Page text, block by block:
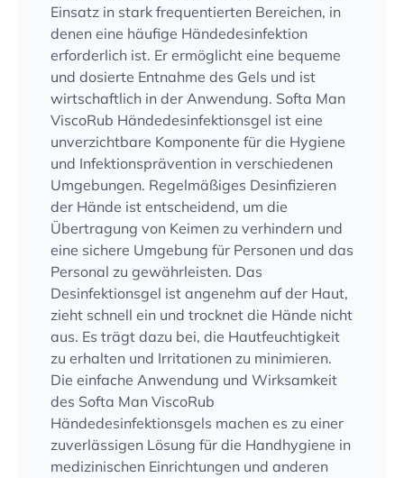
Einsatz in stark frequentierten Bereichen, in
denen eine häufige Händedesinfektion
erforderlich ist. Er ermöglicht eine bequeme
und dosierte Entnahme des Gels und ist
wirtschaftlich in der Anwendung. Softa Man
ViscoRub Händedesinfektionsgel ist eine
unverzichtbare Komponente für die Hygiene
und Infektionsprävention in verschiedenen
Umgebungen. Regelmäßiges Desinfizieren
der Hände ist entscheidend, um die
Übertragung von Keimen zu verhindern und
eine sichere Umgebung für Personen und das
Personal zu gewährleisten. Das
Desinfektionsgel ist angenehm auf der Haut,
zieht schnell ein und trocknet die Hände nicht
aus. Es trägt dazu bei, die Hautfeuchtigkeit
zu erhalten und Irritationen zu minimieren.
Die einfache Anwendung und Wirksamkeit
des Softa Man ViscoRub
Händedesinfektionsgels machen es zu einer
zuverlässigen Lösung für die Handhygiene in
medizinischen Einrichtungen und anderen